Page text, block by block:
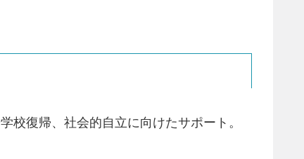
校復帰、社会的自立に向けたサポート。